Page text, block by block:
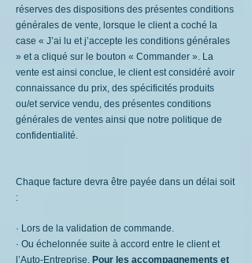
réserves des dispositions des présentes conditions
générales de vente, lorsque le client a coché la
case « J’ai lu et j’accepte les conditions générales
» et a cliqué sur le bouton « Commander ». La
vente est ainsi conclue, le client est considéré avoir
connaissance du prix, des spécificités produits
ou/et service vendu, des présentes conditions
générales de ventes ainsi que notre politique de
confidentialité.
Chaque facture devra être payée dans un délai soit
:
· Lors de la validation de commande.
· Ou échelonnée suite à accord entre le client et
l’Auto-Entreprise. Pour les accompagnements et